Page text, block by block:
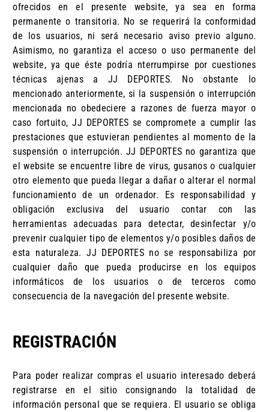
ofrecidos en el presente website, ya sea en forma
permanente o transitoria. No se requerirá la conformidad
de los usuarios, ni será necesario aviso previo alguno.
Asimismo, no garantiza el acceso o uso permanente del
website, ya que éste podría nterrumpirse por cuestiones
técnicas ajenas a JJ DEPORTES. No obstante lo
mencionado anteriormente, si la suspensión o interrupción
mencionada no obedeciere a razones de fuerza mayor o
caso fortuito, JJ DEPORTES se compromete a cumplir las
prestaciones que estuvieran pendientes al momento de la
suspensión o interrupción. JJ DEPORTES no garantiza que
el website se encuentre libre de virus, gusanos o cualquier
otro elemento que pueda llegar a dañar o alterar el normal
funcionamiento de un ordenador. Es responsabilidad y
obligación exclusiva del usuario contar con las
herramientas adecuadas para detectar, desinfectar y/o
prevenir cualquier tipo de elementos y/o posibles daños de
esta naturaleza. JJ DEPORTES no se responsabiliza por
cualquier daño que pueda producirse en los equipos
informáticos de los usuarios o de terceros como
consecuencia de la navegación del presente website.
REGISTRACIÓN
Para poder realizar compras el usuario interesado deberá
registrarse en el sitio consignando la totalidad de
información personal que se requiera. El usuario se obliga